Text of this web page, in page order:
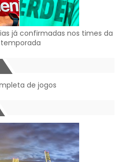
já confirmadas nos times da
temporada
de jogos